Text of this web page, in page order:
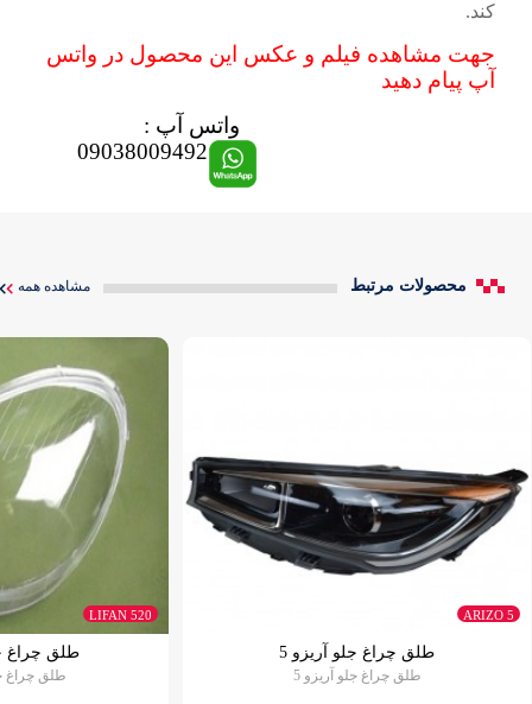
کند.
جهت مشاهده فیلم و عکس این محصول در واتس
آپ پیام دهید
واتس آپ :
09038009492
محصولات مرتبط مشاهده همه
ARIZO 5
طلق چراغ جلو آریزو 5
طلق چراغ جلو آریزو 5
LIFAN 520
طلق چراغ
طلق چراغ